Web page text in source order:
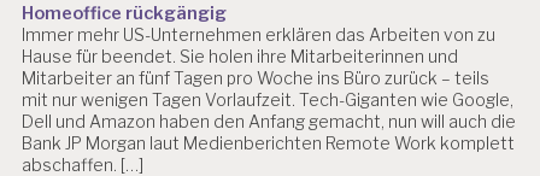
E
L
L
E
2
0
1
Homeoffice rückgängig
Immer mehr US-Unternehmen erklären das Arbeiten von zu
Hause für beendet. Sie holen ihre Mitarbeiterinnen und
Mitarbeiter an fünf Tagen pro Woche ins Büro zurück – teils
mit nur wenigen Tagen Vorlaufzeit. Tech-Giganten wie Google,
Dell und Amazon haben den Anfang gemacht, nun will auch die
Bank JP Morgan laut Medienberichten Remote Work komplett
abschaffen. […]